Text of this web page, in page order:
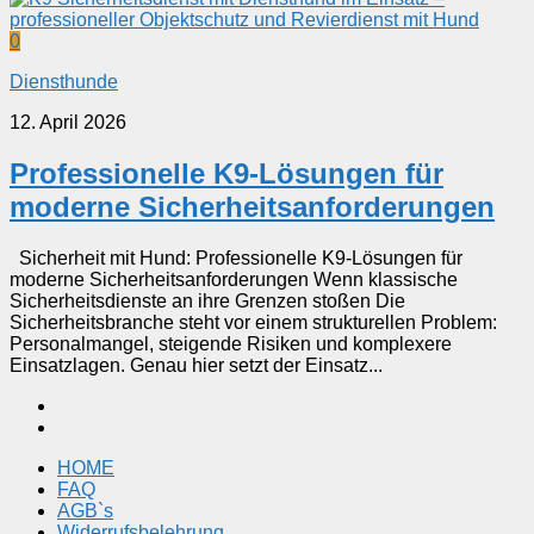
0
Diensthunde
12. April 2026
Professionelle K9-Lösungen für
moderne Sicherheitsanforderungen
Sicherheit mit Hund: Professionelle K9-Lösungen für
moderne Sicherheitsanforderungen Wenn klassische
Sicherheitsdienste an ihre Grenzen stoßen Die
Sicherheitsbranche steht vor einem strukturellen Problem:
Personalmangel, steigende Risiken und komplexere
Einsatzlagen. Genau hier setzt der Einsatz...
HOME
FAQ
AGB`s